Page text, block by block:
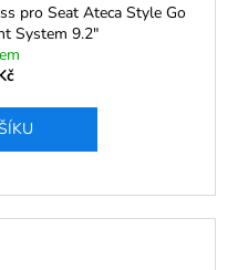
pro Seat Ateca Style Go
System 9.2"